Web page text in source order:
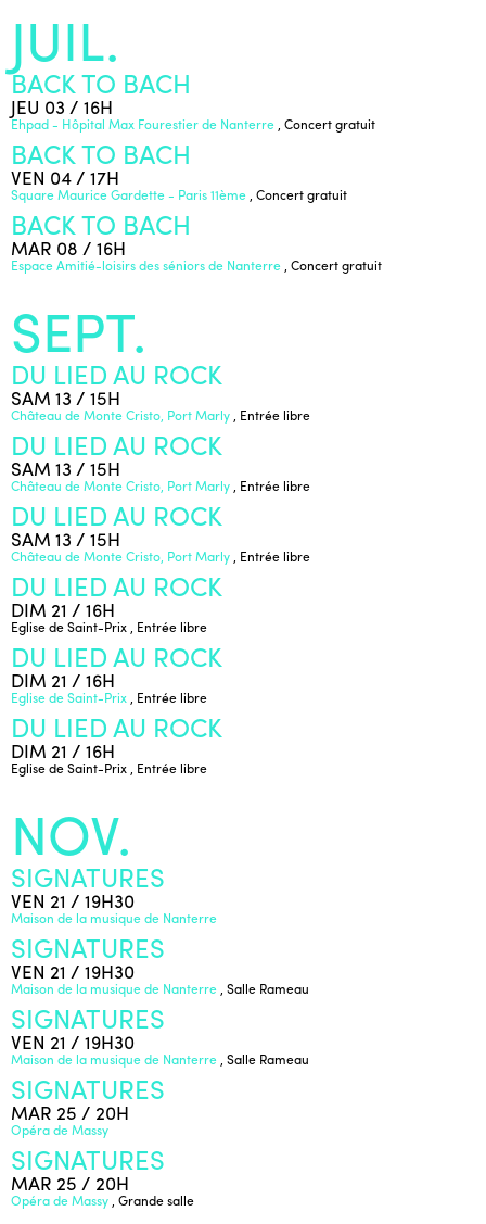
JUIL.
BACK TO BACH
JEU 03 / 16H
Ehpad - Hôpital Max Fourestier de Nanterre , Concert gratuit
BACK TO BACH
VEN 04 / 17H
Square Maurice Gardette - Paris 11ème , Concert gratuit
BACK TO BACH
MAR 08 / 16H
Espace Amitié-loisirs des séniors de Nanterre , Concert gratuit
SEPT.
DU LIED AU ROCK
SAM 13 / 15H
Château de Monte Cristo, Port Marly , Entrée libre
DU LIED AU ROCK
SAM 13 / 15H
Château de Monte Cristo, Port Marly , Entrée libre
DU LIED AU ROCK
SAM 13 / 15H
Château de Monte Cristo, Port Marly , Entrée libre
DU LIED AU ROCK
DIM 21 / 16H
Eglise de Saint-Prix , Entrée libre
DU LIED AU ROCK
DIM 21 / 16H
Eglise de Saint-Prix , Entrée libre
DU LIED AU ROCK
DIM 21 / 16H
Eglise de Saint-Prix , Entrée libre
NOV.
SIGNATURES
VEN 21 / 19H30
Maison de la musique de Nanterre
SIGNATURES
VEN 21 / 19H30
Maison de la musique de Nanterre , Salle Rameau
SIGNATURES
VEN 21 / 19H30
Maison de la musique de Nanterre , Salle Rameau
SIGNATURES
MAR 25 / 20H
Opéra de Massy
SIGNATURES
MAR 25 / 20H
Opéra de Massy , Grande salle